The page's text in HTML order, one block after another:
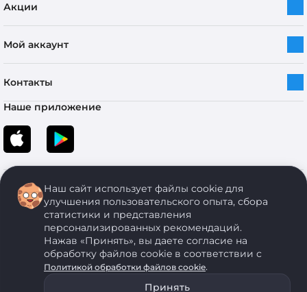
Акции
Мой аккаунт
Контакты
Наше приложение
Copyright © 2005-2026 ОДО “ЭКОНОМСТРОЙ”. Все права защищены.
ОДО "ЭКОНОМСТРОЙ" Юр.адрес: 224011, г. Брест, ул. Чичерина, д. 26 УНП: 290429086, регистрация:№
05554, выдано 06 сентября 2005 г. Зарегистрировал Брестский областной исполнительный комитет 31
августа 2005 г. Регистрация интернет-магазина: в Торговом реестре Республики Беларусь № 525626
Наш сайт использует файлы cookie для
улучшения пользовательского опыта, сбора
статистики и представления
персонализированных рекомендаций.
Нажав «Принять», вы даете согласие на
обработку файлов cookie в соответствии с
Политикой обработки файлов cookie.
Принять